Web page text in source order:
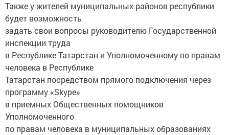
Также у жителей муниципальных районов республики
будет возможность
задать свои вопросы руководителю Государственной
инспекции труда
в Республике Татарстан и Уполномоченному по правам
человека в Республике
Татарстан посредством прямого подключения через
программу «Skype»
в приемных Общественных помощников
Уполномоченного
по правам человека в муниципальных образованиях